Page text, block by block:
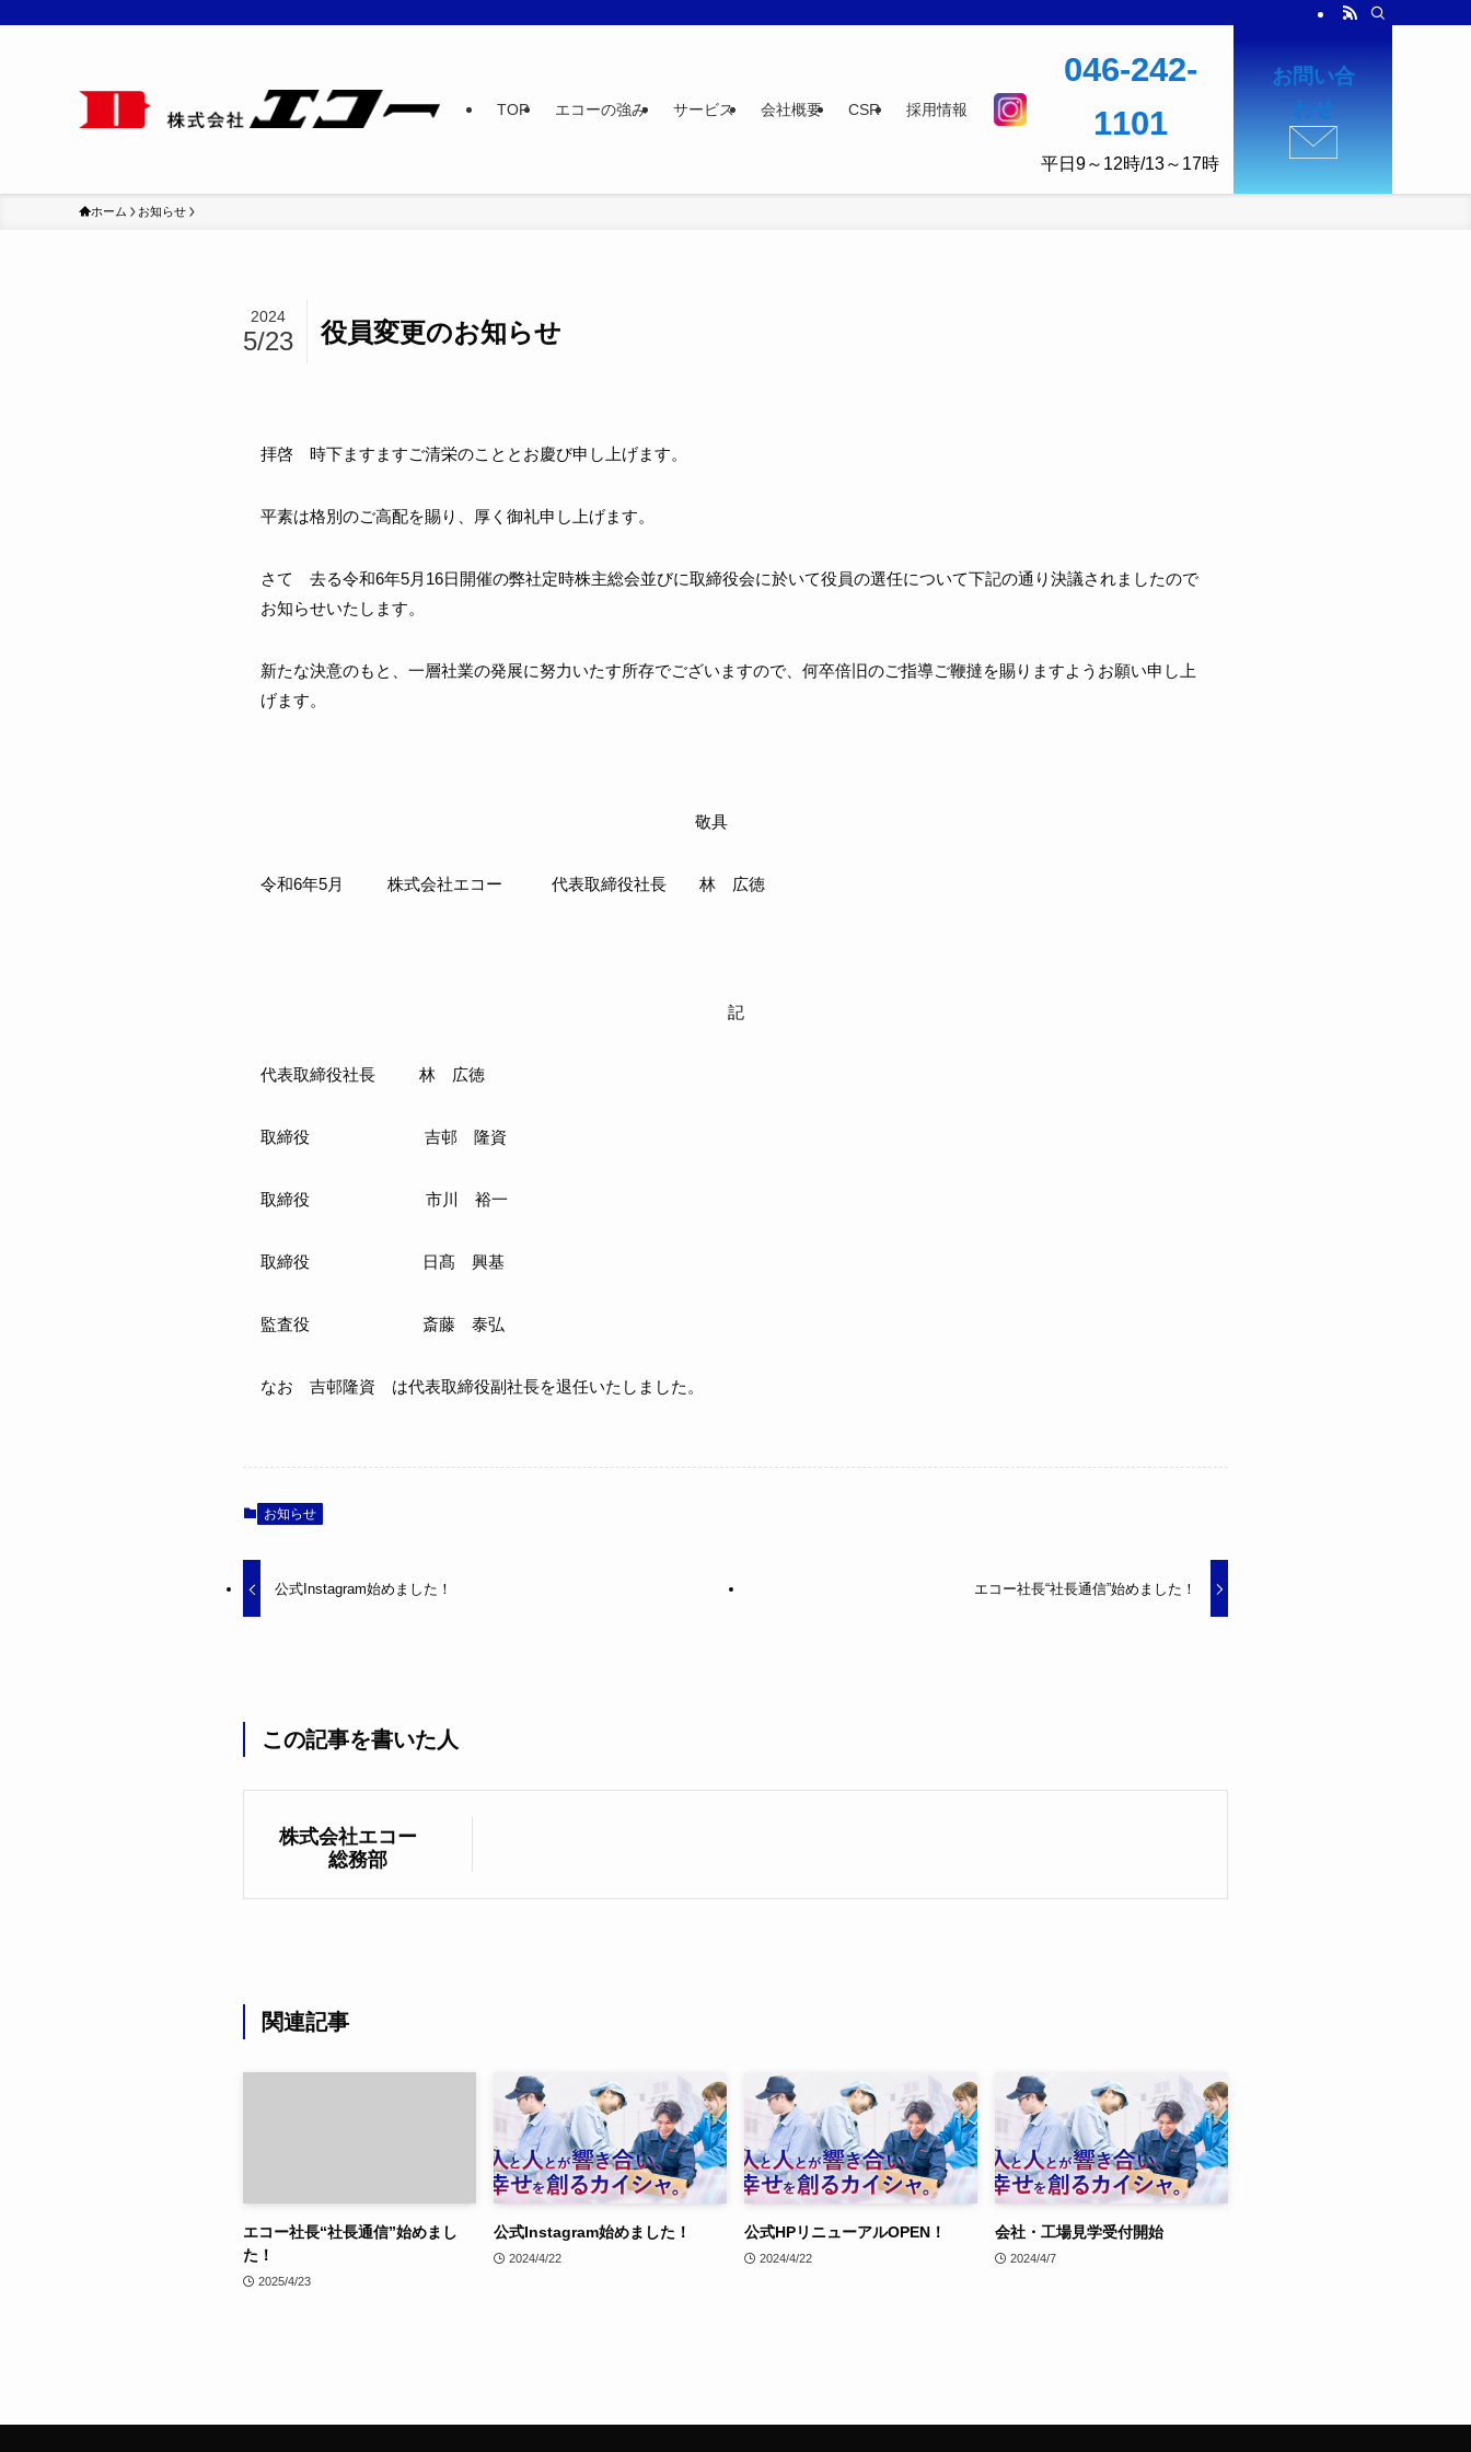
TOP エコーの強み サービス 会社概要 CSR 採用情報
046-242-
1101
平日9～12時/13～17時
お問い合
わせ
ホーム お知らせ
役員変更のお知らせ
2024
5/23
拝啓 時下ますますご清栄のこととお慶び申し上げます。
平素は格別のご高配を賜り、厚く御礼申し上げます。
さて 去る令和6年5月16日開催の弊社定時株主総会並びに取締役会に於いて役員の選任について下記の通り決議されましたので
お知らせいたします。
新たな決意のもと、一層社業の発展に努力いたす所存でございますので、何卒倍旧のご指導ご鞭撻を賜りますようお願い申し上
げます。
敬具
令和6年5月 株式会社エコー 代表取締役社長 林 広徳
記
代表取締役社長 林 広徳
取締役 吉邨 隆資
取締役 市川 裕一
取締役 日髙 興基
監査役 斎藤 泰弘
なお 吉邨隆資 は代表取締役副社長を退任いたしました。
お知らせ
公式Instagram始めました！ エコー社長“社長通信”始めました！
この記事を書いた人
株式会社エコー
総務部
関連記事
エコー社長“社長通信”始めまし
た！
2025/4/23
公式Instagram始めました！
2024/4/22
公式HPリニューアルOPEN！
2024/4/22
会社・工場見学受付開始
2024/4/7